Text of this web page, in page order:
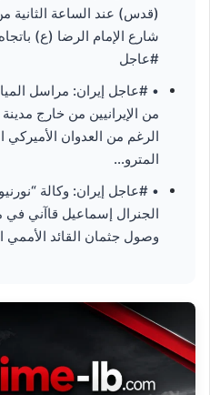
(قدس) عند الساعة الثانية
شارع الإمام الرضا (ع)
#عاجل
• #عاجل إيران: مراسل
من الإيرانيين من خارج
الرغم من العدوان
المترو…
• #عاجل إيران: وكالة
الجنرال إسماعيل قاآني في
وصول جثمان القائد